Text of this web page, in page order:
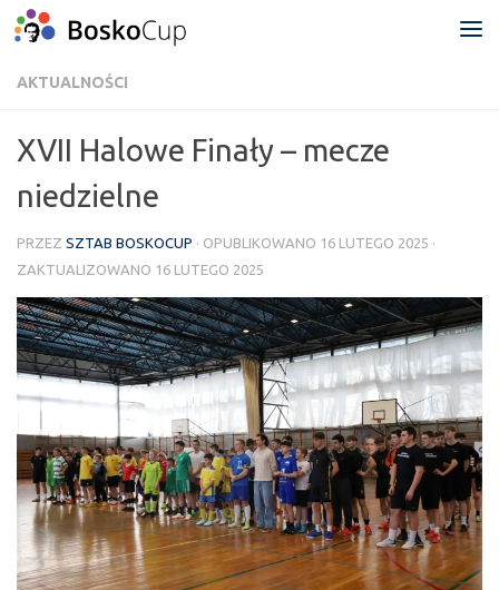
Przejdź do treści
AKTUALNOŚCI
XVII Halowe Finały – mecze
niedzielne
PRZEZ SZTAB BOSKOCUP · OPUBLIKOWANO 16 LUTEGO 2025 ·
ZAKTUALIZOWANO 16 LUTEGO 2025